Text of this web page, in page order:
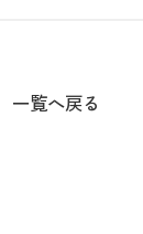
一覧へ戻る